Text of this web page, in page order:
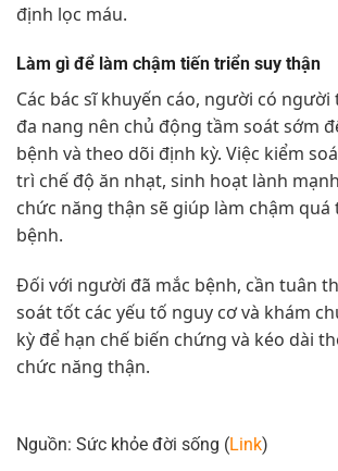
định lọc máu.
Làm gì để làm chậm tiến triển suy thận
Các bác sĩ khuyến cáo, người có
đa nang nên chủ động tầm soát sớm
bệnh và theo dõi định kỳ. Việc kiểm
trì chế độ ăn nhạt, sinh hoạt lành
chức năng thận sẽ giúp làm chậm
bệnh.
Đối với người đã mắc bệnh, cần tuân
soát tốt các yếu tố nguy cơ và khám
kỳ để hạn chế biến chứng và kéo dài
chức năng thận.
Nguồn: Sức khỏe đời sống (Link)